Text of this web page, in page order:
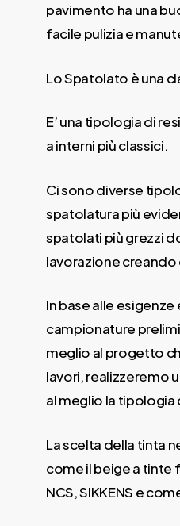
pavimento ha una
facile pulizia e
Lo Spatolato è una
E’ una tipologia di
a interni più classici.
Ci sono diverse
spatolatura più
spatolati più grezzi
lavorazione
In base alle
campionature
meglio al progetto
lavori, realizzeremo
al meglio la
La scelta della tinta
come il beige a tinte
NCS, SIKKENS e